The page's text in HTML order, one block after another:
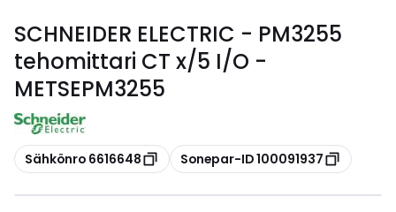
SCHNEIDER ELECTRIC - PM3255
tehomittari CT x/5 I/O -
METSEPM3255
Kopioi
Sähkönro 6616648 Kopioi
Sonepar-ID 100091937